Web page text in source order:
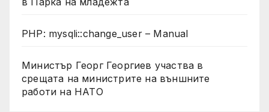
PHP: mysqli::change_user – Manual
Министър Георг Георгиев участва в
срещата на министрите на външните
работи на НАТО